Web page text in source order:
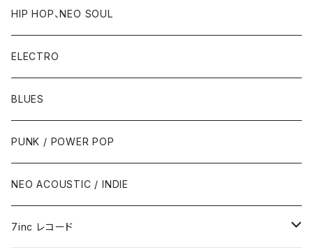
HIP HOP、NEO SOUL
ELECTRO
BLUES
PUNK / POWER POP
NEO ACOUSTIC / INDIE
7inc レコード